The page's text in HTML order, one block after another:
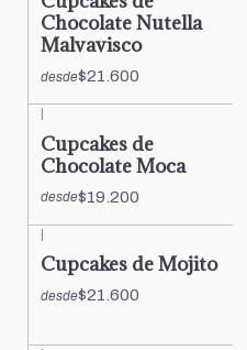
Chocolate Nutella
Malvavisco
desde$21.600
Cupcakes de
Chocolate Moca
desde$19.200
|
Cupcakes de Mojito
desde$21.600